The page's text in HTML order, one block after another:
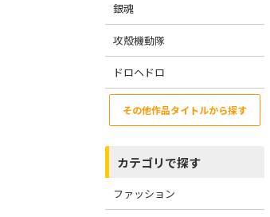
銀魂
攻殻機動隊
ドロヘドロ
その他作品タイトルから探す
カテゴリで探す
ファッション